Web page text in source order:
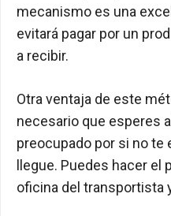
mecanismo es una
evitará pagar por un
a recibir.
Otra ventaja de este
necesario que esperes
preocupado por si no te
llegue. Puedes hacer
oficina del transportista